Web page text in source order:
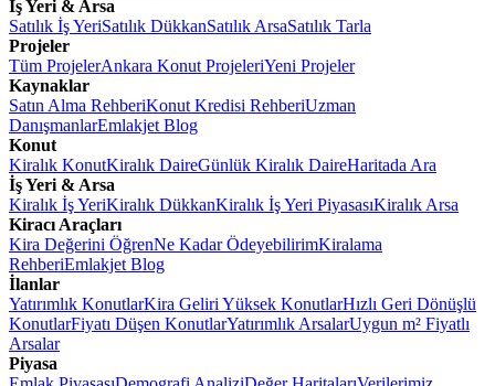
İş Yeri & Arsa
Satılık İş YeriSatılık DükkanSatılık ArsaSatılık Tarla
Projeler
Tüm ProjelerAnkara Konut ProjeleriYeni Projeler
Kaynaklar
Satın Alma RehberiKonut Kredisi RehberiUzman
DanışmanlarEmlakjet Blog
Konut
Kiralık KonutKiralık DaireGünlük Kiralık DaireHaritada Ara
İş Yeri & Arsa
Kiralık İş YeriKiralık DükkanKiralık İş Yeri PiyasasıKiralık Arsa
Kiracı Araçları
Kira Değerini ÖğrenNe Kadar ÖdeyebilirimKiralama
RehberiEmlakjet Blog
İlanlar
Yatırımlık KonutlarKira Geliri Yüksek KonutlarHızlı Geri Dönüşlü
KonutlarFiyatı Düşen KonutlarYatırımlık ArsalarUygun m² Fiyatlı
Arsalar
Piyasa